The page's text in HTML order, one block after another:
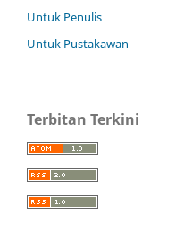
Untuk Penulis
Untuk Pustakawan
Terbitan Terkini